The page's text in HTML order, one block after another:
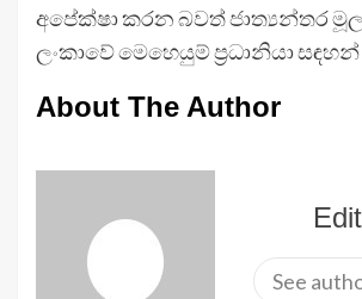
අපේක්ෂා කරන බවත් ජාත්‍යන්තර
ලංකාවේ මෙහෙයුම් ප්‍රධානියා
About The Author
See